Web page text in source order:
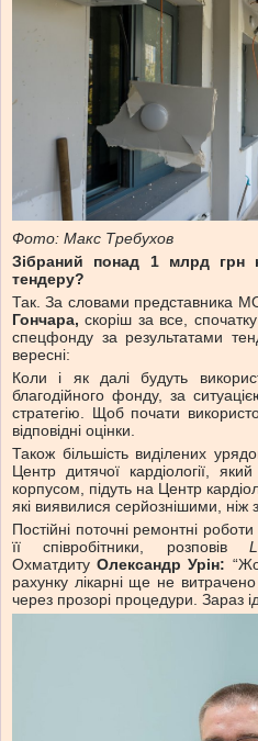
Фото: Макс Требухов
Зібраний понад 1 млрд грн
тендеру?
Так. За словами представника
Гончара, скоріш за все,
спецфонду за результатами
вересні:
Коли і як далі будуть
благодійного фонду, за
стратегію. Щоб почати
відповідні оцінки.
Також більшість виділених
Центр дитячої кардіології,
корпусом, підуть на Центр
які виявилися серйознішими,
Постійні поточні ремонтні
її співробітники, розповів
ОхматдитуОлександр Урін:
рахунку лікарні ще не
через прозорі процедури. Зараз